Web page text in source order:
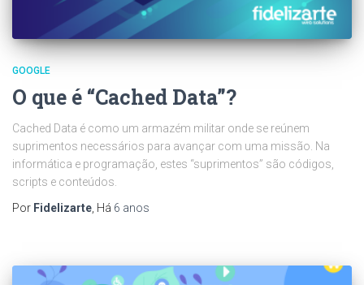
GOOGLE
O que é “Cached Data”?
Cached Data é como um armazém militar onde se reúnem
suprimentos necessários para avançar com uma missão. Na
informática e programação, estes “suprimentos” são códigos,
scripts e conteúdos.
Por Fidelizarte, Há 6 anos